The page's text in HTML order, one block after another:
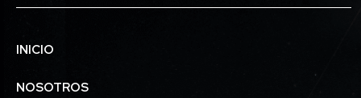
INICIO
NOSOTROS